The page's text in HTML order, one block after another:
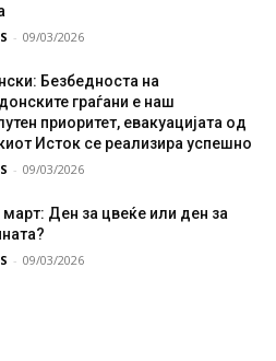
- 09/03/2026
Безбедноста на
граѓани е наш
приоритет, евакуацијата од
Исток се реализира успешно
- 09/03/2026
Ден за цвеќе или ден за
- 09/03/2026